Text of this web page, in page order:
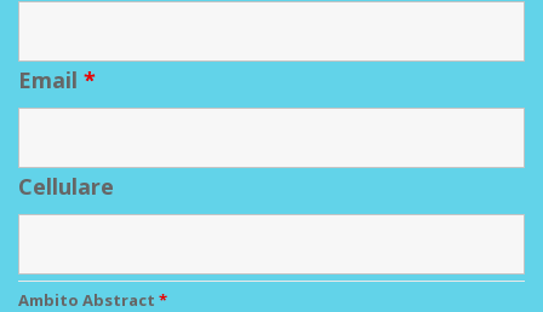
Email *
Cellulare
Ambito Abstract *